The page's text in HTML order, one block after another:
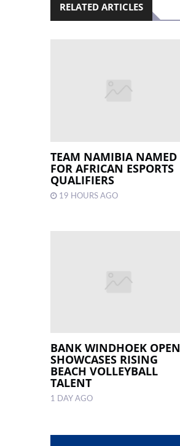
RELATED ARTICLES
TEAM NAMIBIA NAMED
FOR AFRICAN ESPORTS
QUALIFIERS
19 HOURS AGO
BANK WINDHOEK OPEN
SHOWCASES RISING
BEACH VOLLEYBALL
TALENT
1 DAY AGO